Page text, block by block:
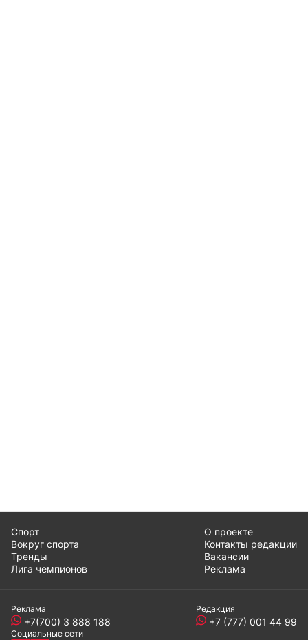
Спорт
Вокруг спорта
Тренды
Лига чемпионов
О проекте
Контакты редакции
Вакансии
Реклама
Реклама
+7(700) 3 888 188
Редакция
+7 (777) 001 44 99
Социальные сети